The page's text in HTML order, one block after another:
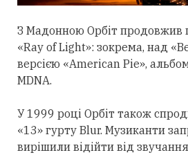
З Мадонною Орбіт продовжив
«Ray of Light»: зокрема, над
версією «American Pie»,
MDNA.
У 1999 році Орбіт також
«13» гурту Blur. Музиканти
вирішили відійти від